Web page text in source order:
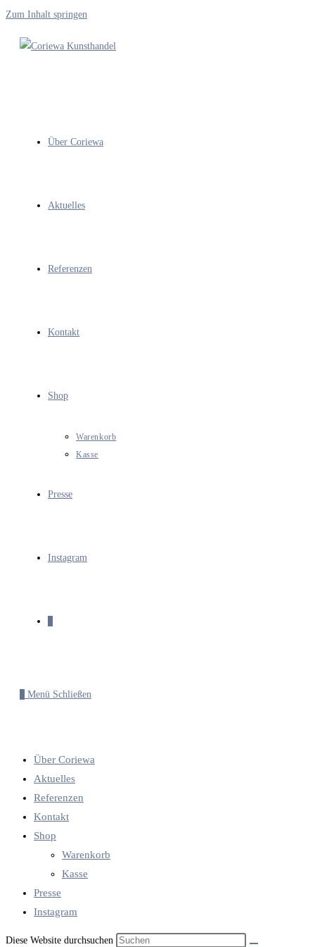
Zum Inhalt springen
Über Coriewa
Aktuelles
Referenzen
Kontakt
Shop
Warenkorb
Kasse
Presse
Instagram
Menü Schließen
Über Coriewa
Aktuelles
Referenzen
Kontakt
Shop
Warenkorb
Kasse
Presse
Instagram
Diese Website durchsuchen